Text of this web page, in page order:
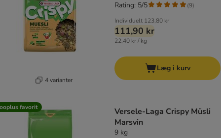
4 varianter
Individuelt 123,80 kr
111,90 kr
22,40 kr / kg
Rating: 5/5 (9)
Læg i kurv
favorit
Versele-Laga Crispy Müsli
Marsvin
9 kg